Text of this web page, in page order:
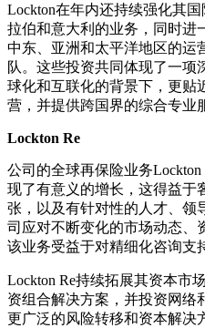
Lockton在年内还持续强化其
拉伯和意大利的业务，同时进
中东、亚洲和太平洋地区的运
队。这些投资共同体现了一项
球化和互联化的背景下，更贴
营，并提供跨国界的综合专业
Lockton Re
公司的全球再保险业务
现了有意义的增长，这得益于
张，以及有针对性的人才、领
司应对不断变化的市场动态、
该业务受益于对精细化咨询支
Lockton Re持续拓展其资本市
资组合解决方案，并投资网络
更广泛的风险转移和资本解决